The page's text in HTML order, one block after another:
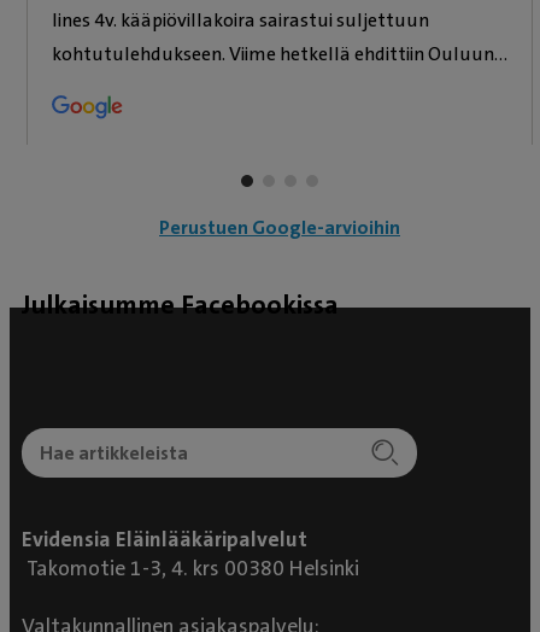
Iines 4v. kääpiövillakoira sairastui suljettuun
kohtutulehdukseen. Viime hetkellä ehdittiin Ouluun
nestettä vatsaontelossa. Iines meni shokkiin ja siitä
verran vakaaksi, että uskallettiin lähteä leikkaamaan
märkäkohtua, joka oli ehtinyt revetä ja kehittää
yhtään sanoa kestääkö Iines leikkausta koska
rakas kaveri kuntoon. Ja Iineshän on sitkeä sissi 🐩ja
niin vain lauantai- iltana tunnin leikkauksen jälkeen
poistettiin ja märkä puhdistettiin vatsaontelosta
pois. Kolmenlaiset antibiootit, kipulääkkeet,
Perustuen Google-arvioihin
Julkaisumme Facebookissa
Evidensia Eläinlääkäripalvelut
Takomotie 1-3, 4. krs 00380 Helsinki
Valtakunnallinen asiakaspalvelu: